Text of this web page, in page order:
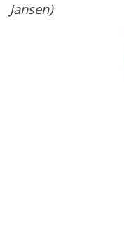
Jansen)